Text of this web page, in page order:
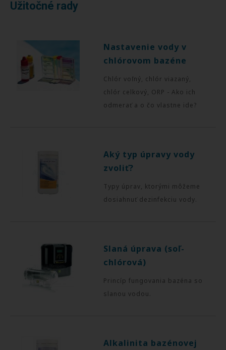
Užitočné rady
Nastavenie vody v
chlórovom bazéne
Chlór voľný, chlór viazaný,
chlór celkový, ORP - Ako ich
odmerať a o čo vlastne ide?
Aký typ úpravy vody
zvoliť?
Typy úprav, ktorými môžeme
dosiahnuť dezinfekciu vody.
Slaná úprava (soľ-
chlórová)
Princíp fungovania bazéna so
slanou vodou.
Alkalinita bazénovej